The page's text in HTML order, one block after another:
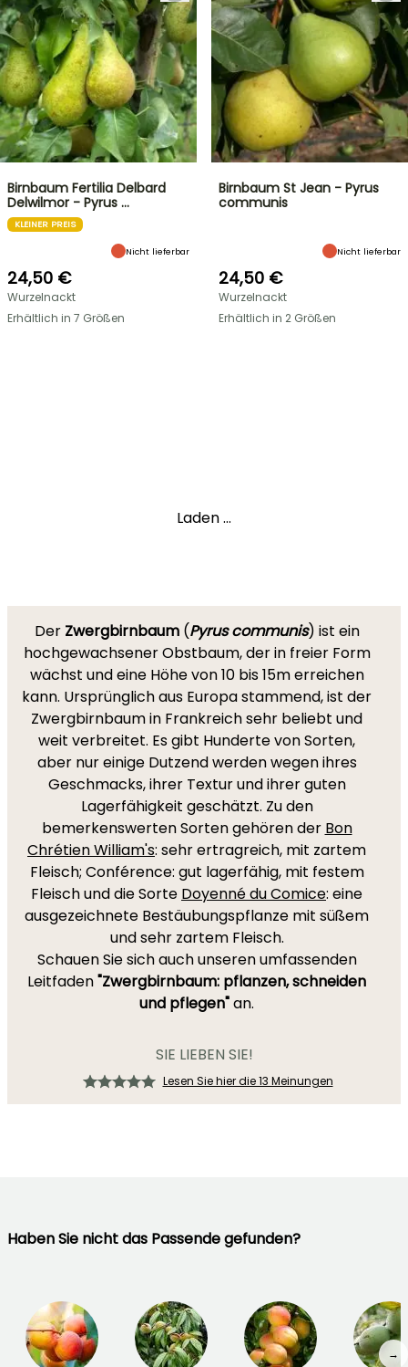
Birnbaum Fertilia Delbard
Delwilmor - Pyrus …
KLEINER PREIS
Nicht lieferbar
24,50 €
Wurzelnackt
Erhältlich in 7 Größen
Birnbaum St Jean - Pyrus
communis
Nicht lieferbar
24,50 €
Wurzelnackt
Erhältlich in 2 Größen
Laden ...
Der Zwergbirnbaum(Pyrus communis) ist ein
hochgewachsener Obstbaum, der in freier Form
wächst und eine Höhe von 10 bis 15m erreichen
kann. Ursprünglich aus Europa stammend, ist der
Zwergbirnbaum in Frankreich sehr beliebt und
weit verbreitet. Es gibt Hunderte von Sorten,
aber nur einige Dutzend werden wegen ihres
Geschmacks, ihrer Textur und ihrer guten
Lagerfähigkeit geschätzt. Zu den
bemerkenswerten Sorten gehören der Bon
Chrétien William's: sehr ertragreich, mit zartem
Fleisch; Conférence: gut lagerfähig, mit festem
Fleisch und die Sorte Doyenné du Comice: eine
ausgezeichnete Bestäubungspflanze mit süßem
und sehr zartem Fleisch.
Schauen Sie sich auch unseren umfassenden
Leitfaden"Zwergbirnbaum: pflanzen, schneiden
und pflegen"an.
SIE LIEBEN SIE!
Lesen Sie hier die 13 Meinungen
Haben Sie nicht das Passende gefunden?
→